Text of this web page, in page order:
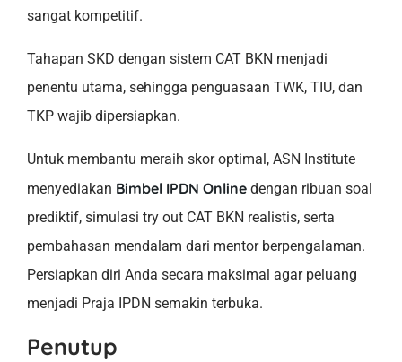
sangat kompetitif.
Tahapan SKD dengan sistem CAT BKN menjadi
penentu utama, sehingga penguasaan TWK, TIU, dan
TKP wajib dipersiapkan.
Untuk membantu meraih skor optimal, ASN Institute
menyediakan Bimbel IPDN Online dengan ribuan soal
prediktif, simulasi try out CAT BKN realistis, serta
pembahasan mendalam dari mentor berpengalaman.
Persiapkan diri Anda secara maksimal agar peluang
menjadi Praja IPDN semakin terbuka.
Penutup